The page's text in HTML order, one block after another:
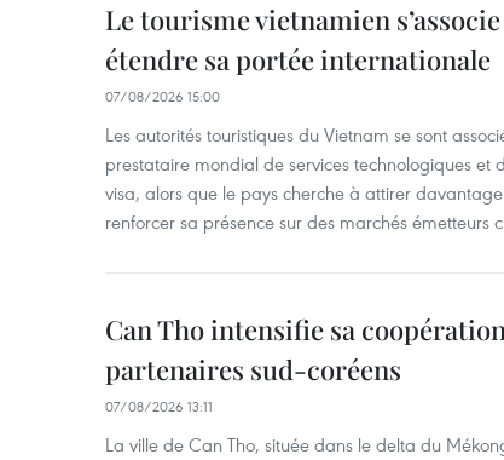
Le tourisme vietnamien
étendre sa portée internationale
07/08/2026 15:00
Les autorités touristiques du Vietnam se sont
prestataire mondial de services technologiques et
visa, alors que le pays cherche à attirer
renforcer sa présence sur des marchés émetteurs
Can Tho intensifie sa
partenaires sud-coréens
07/08/2026 13:11
La ville de Can Tho, située dans le delta du